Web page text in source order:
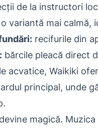
de la instructori
o variantă mai calmă,
recifurile din
bărcile pleacă direct
acvatice, Waikiki
principal, unde
magică.